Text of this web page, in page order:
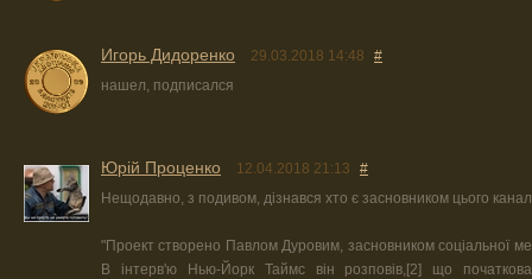
Игорь Дидоренко 29.03.2018 14:48
#
нашел, подписался
Юрiй Проценко 12.04.2018 21:13
#
Нещодавно, з подивом, дізнався хто є засновником цього
"Проект створено Павлом Дуровим, засновником соціальної
В інтерв'ю Нью-Йорк Таймс він розповів,[2] що